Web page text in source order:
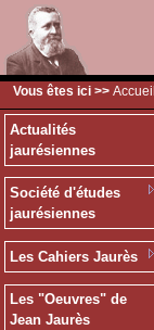
Vous êtes ici >> Accueil
Actualités
jaurésiennes
Société d'études
jaurésiennes
Les Cahiers Jaurès
Les "Oeuvres" de
Jean Jaurès